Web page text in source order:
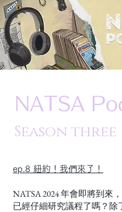
North American
Association
NATSA
Season three
ep.8 紐約！我們來了！
NATSA 2024 年會即將到來
已經仔細研究議程了嗎？除